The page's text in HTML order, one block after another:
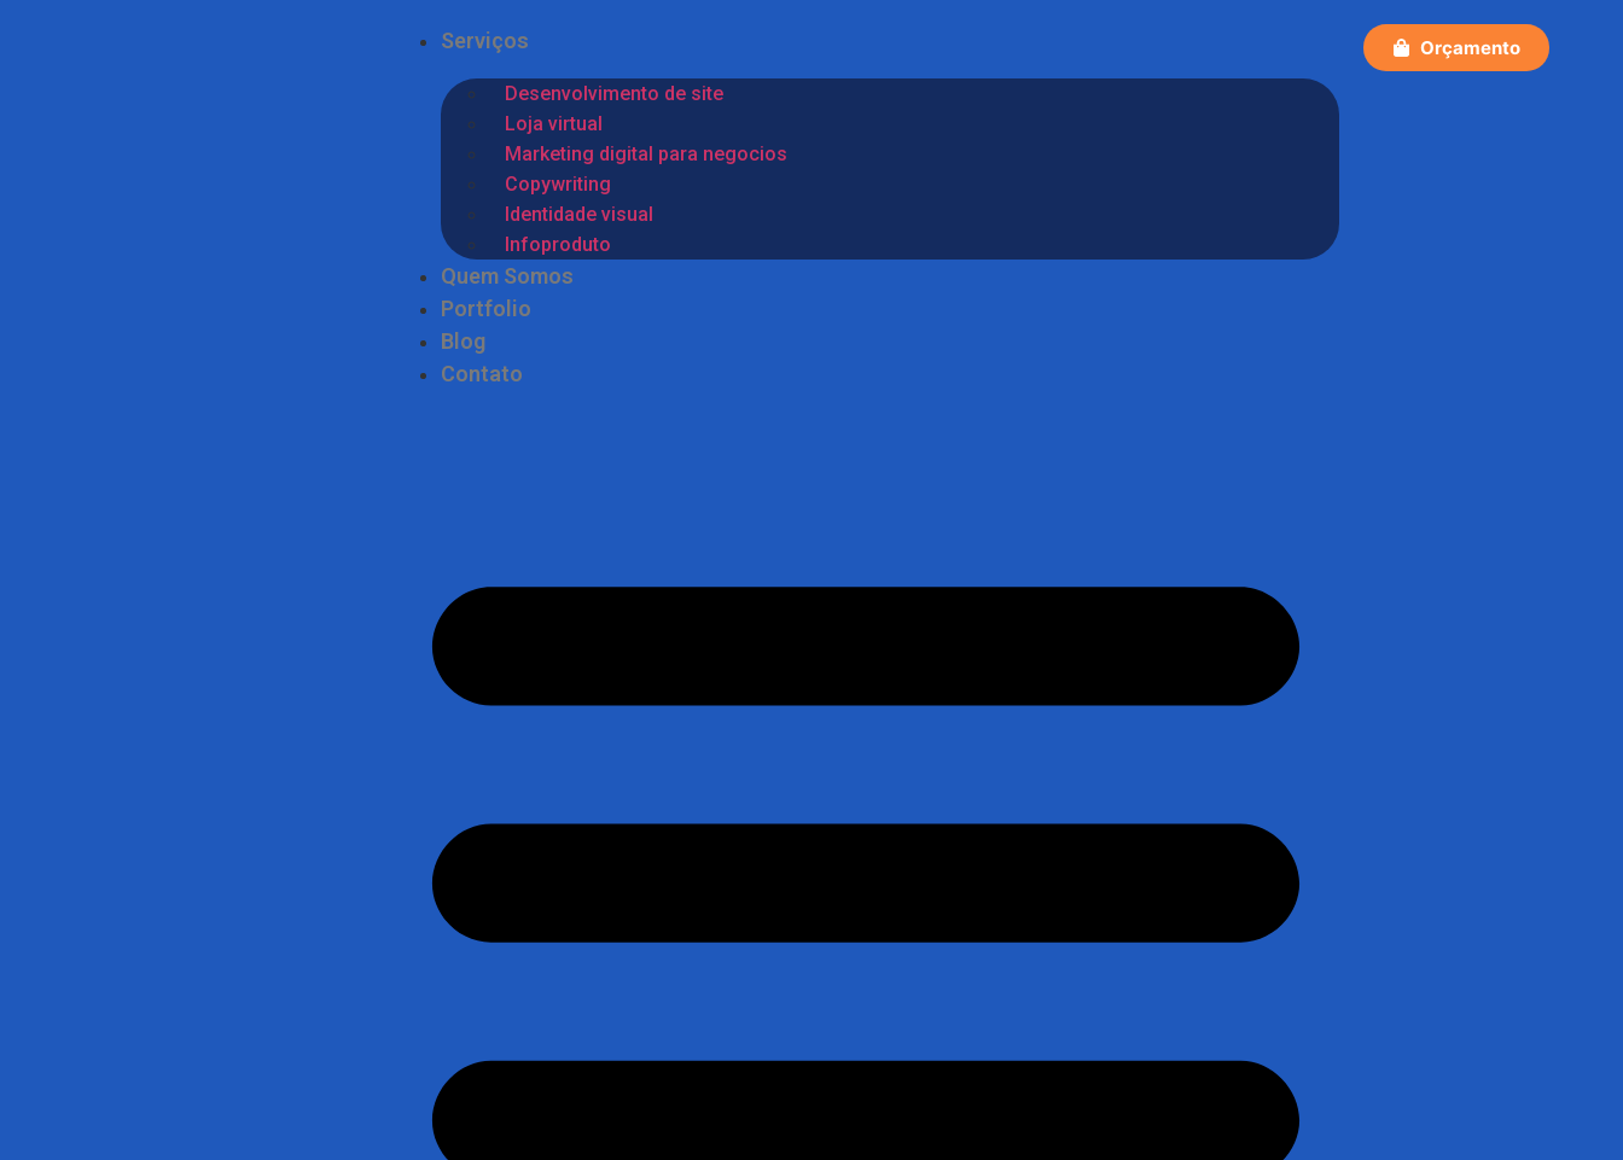
Serviços
Desenvolvimento de site
Loja virtual
Marketing digital para negocios
Copywriting
Identidade visual
Infoproduto
Quem Somos
Portfolio
Blog
Contato
Orçamento